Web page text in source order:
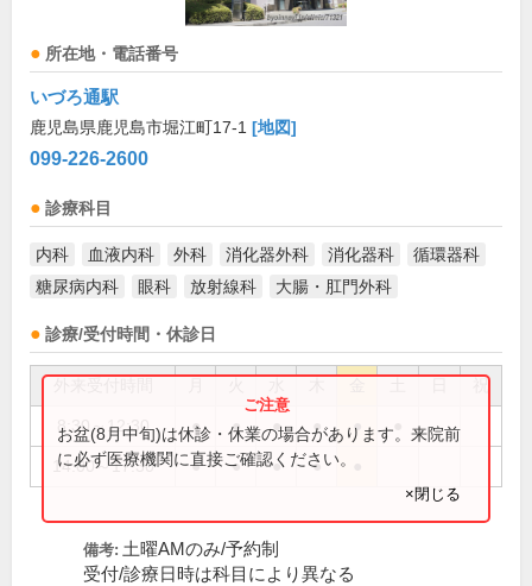
所在地・電話番号
いづろ通駅
鹿児島県鹿児島市堀江町17-1 [地図]
099-226-2600
診療科目
内科 血液内科 外科 消化器外科 消化器科
循環器科
糖尿病内科
眼科 放射線科 大腸・肛門外科
診療/受付時間・休診日
祝
8:30～12:30 ● ● ● ● ●
14:00～17:30 ● ● ● ●
お盆(8月中旬)は休診・休業の場合があります。来院前
に必ず医療機関に直接ご確認ください。
×閉じる
備考: 土曜AMのみ/予約制
受付/診療日時は科目により異なる